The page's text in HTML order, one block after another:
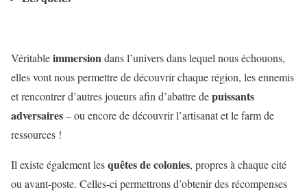
Véritableimmersiondans l’univers dans lequel nous échouons,
elles vont nous permettre de découvrir chaque région, les ennemis
et rencontrer d’autres joueurs afin d’abattre depuissants
adversaires– ou encore de découvrir l’artisanat et le farm de
ressources !
Il existe également lesquêtes de colonies, propres à chaque cité
ou avant-poste. Celles-ci permettrons d’obtenir des récompenses